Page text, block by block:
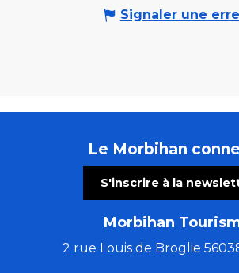
Signaler une
Le Morbihan
S'inscrire à la
Morbihan
2 rue Louis de Broglie